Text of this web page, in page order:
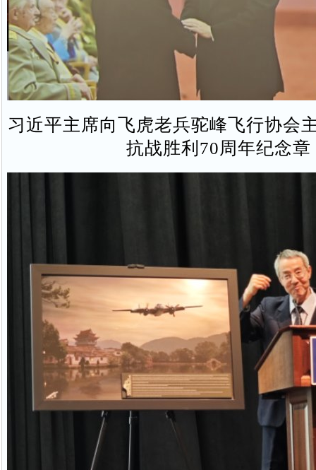
习近平主席向飞虎老兵驼峰飞行协会
抗战胜利70周年纪念章